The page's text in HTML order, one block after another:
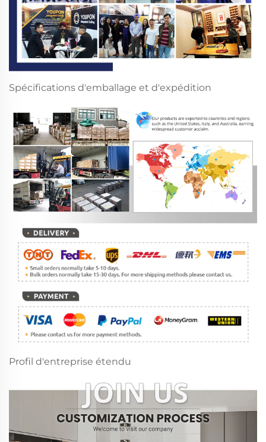
Spécifications d'emballage et d'expédition
Profil d'entreprise étendu